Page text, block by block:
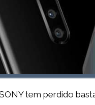
tem perdido